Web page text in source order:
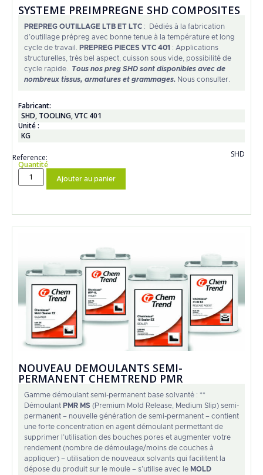
SYSTEME PREIMPREGNE SHD COMPOSITES
PREPREG OUTILLAGE LTB ET LTC : Dédiés à la fabrication
d’outillage prépreg avec bonne tenue à la température et long
cycle de travail.
PREPREG PIECES VTC 401 : Applications
structurelles, très bel aspect, cuisson sous vide, possibilité de
cycle rapide.
Tous nos preg SHD sont disponibles avec de
nombreux tissus, armatures et grammages. Nous consulter.
Fabricant:
SHD, TOOLING,VTC 401
Unité :
KG
Reference:
SHD
Quantité
Ajouter au panier
NOUVEAU DEMOULANTS SEMI-
PERMANENT CHEMTREND PMR
Gamme démoulant semi-permanent base solvanté : **
Démoulant PMR MS (Premium Mold Release, Medium Slip) semi-
permanent – nouvelle génération de semi-permanent – contient
une forte concentration en agent démoulant permettant de
supprimer l’utilisation des bouches pores et augmenter votre
rendement (nombre de démoulage/moins de couches à
appliquer) – utilisation de nouveaux solvants qui facilitent la
dépose du produit sur le moule – s’utilise avec le MOLD